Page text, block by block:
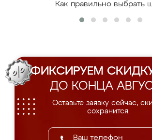
Как правильно выбрать
ФИКСИРУЕМ
ДО КОНЦА
Оставьте заявку сейчас,
сохранится.